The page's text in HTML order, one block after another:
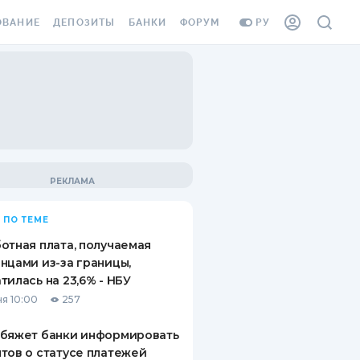
РУ
ВИНЬЕТКА
СОТРУДНИКОВ
ОТ
СЛУЧАЕВ
ДЕПОЗИТЫ
ВОПРОСЫ И ОТВЕТЫ
ПУТЕВОДИТЕЛИ ПО
СБЕРЕЖЕНИЯМ
БАНКИ ФОРУМ
ПО ТЕМЕ
плата, получаемая
из-за границы,
на 23,6% - НБУ
10:00 257
банки информировать
о статусе платежей